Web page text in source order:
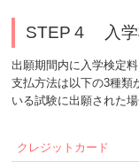
STEP４ 入学
出願期間内に入学検定
支払方法は以下の3種類
いる試験に出願された
クレジットカード